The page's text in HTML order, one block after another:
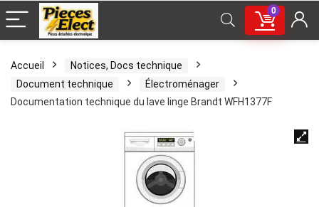
0
Accueil
Notices, Docs technique
Document technique
Électroménager
Documentation technique du lave linge Brandt WFH1377F